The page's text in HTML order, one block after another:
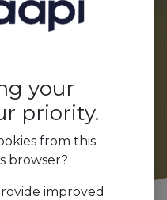
in the
your
priority.
from this
browser?
improved